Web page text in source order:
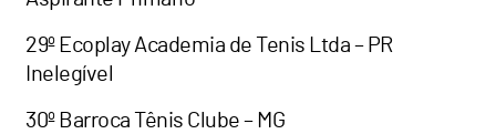
29º Ecoplay Academia de Tenis Ltda – PR
Inelegível
30º Barroca Tênis Clube – MG